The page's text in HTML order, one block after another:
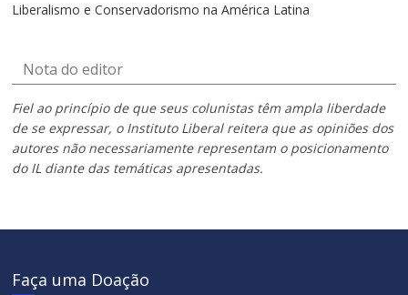
Liberalismo e Conservadorismo na América Latina
Nota do editor
Fiel ao princípio de que seus colunistas têm ampla liberdade
de se expressar, o Instituto Liberal reitera que as opiniões dos
autores não necessariamente representam o posicionamento
do IL diante das temáticas apresentadas.
Faça uma Doação